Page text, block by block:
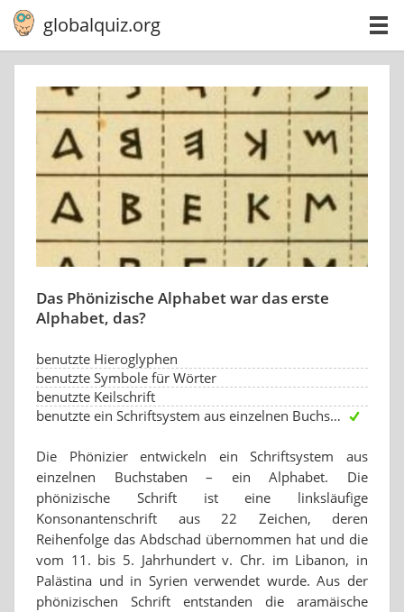
globalquiz.org
Das Phönizische Alphabet war das erste
Alphabet, das?
benutzte Hieroglyphen
benutzte Symbole für Wörter
benutzte Keilschrift
benutzte ein Schriftsystem aus einzelnen Buchstaben
Die Phönizier entwickeln ein Schriftsystem aus
einzelnen Buchstaben – ein Alphabet. Die
phönizische Schrift ist eine linksläufige
Konsonantenschrift aus 22 Zeichen, deren
Reihenfolge das Abdschad übernommen hat und die
vom 11. bis 5. Jahrhundert v. Chr. im Libanon, in
Palästina und in Syrien verwendet wurde. Aus der
phönizischen Schrift entstanden die aramäische